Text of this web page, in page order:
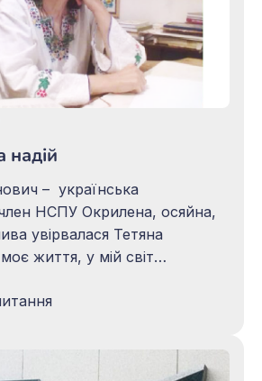
надій
– українська
осяйна,
увірвалася Тетяна
життя, у мій світ
пройнялася моїми
намагалася заспокоїти
нестримними емоціями